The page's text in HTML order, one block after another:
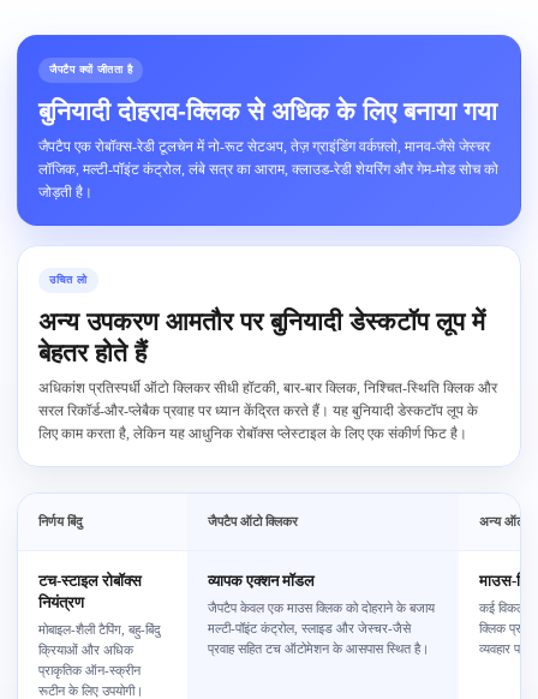
जैपटैप क्यों जीतता है
बुनियादी दोहराव-क्लिक से अधिक के लिए बनाया गया
जैपटैप एक रोबॉक्स-रेडी टूलचेन में नो-रूट सेटअप, तेज़ ग्राइंडिंग वर्कफ़्लो, मानव-जैसे जेस्चर
लॉजिक, मल्टी-पॉइंट कंट्रोल, लंबे सत्र का आराम, क्लाउड-रेडी शेयरिंग और गेम-मोड सोच को
जोड़ती है।
उचित लो
अन्य उपकरण आमतौर पर बुनियादी डेस्कटॉप लूप में
बेहतर होते हैं
अधिकांश प्रतिस्पर्धी ऑटो क्लिकर सीधी हॉटकी, बार-बार क्लिक, निश्चित-स्थिति क्लिक और
सरल रिकॉर्ड-और-प्लेबैक प्रवाह पर ध्यान केंद्रित करते हैं। यह बुनियादी डेस्कटॉप लूप के
लिए काम करता है, लेकिन यह आधुनिक रोबॉक्स प्लेस्टाइल के लिए एक संकीर्ण फिट है।
निर्णय बिंदु जैपटैप ऑटो क्लिकर अन्य ऑटो
टच-स्टाइल रोबॉक्स
नियंत्रण
मोबाइल-शैली टैपिंग, बहु-बिंदु
क्रियाओं और अधिक
प्राकृतिक ऑन-स्क्रीन
रूटीन के लिए उपयोगी।
व्यापक एक्शन मॉडल
जैपटैप केवल एक माउस क्लिक को दोहराने के बजाय
मल्टी-पॉइंट कंट्रोल, स्लाइड और जेस्चर-जैसे
प्रवाह सहित टच ऑटोमेशन के आसपास स्थित है।
माउस-
कई विकल्प
क्लिक
व्यवहार पर